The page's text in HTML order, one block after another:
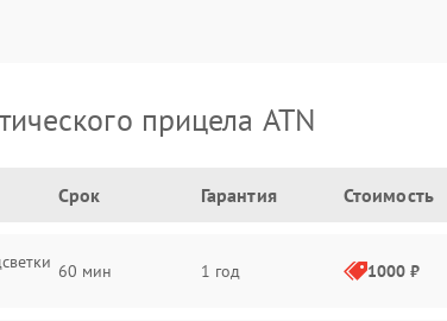
прицела ATN
Срок Гарантия Стоимость
60 мин 1 год 1000 ₽